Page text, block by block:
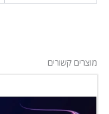
מוצרים קשורים